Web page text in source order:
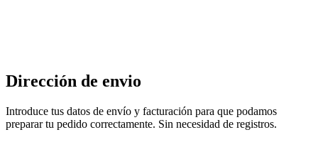
Dirección de envio
Introduce tus datos de envío y facturación para que podamos
preparar tu pedido correctamente. Sin necesidad de registros.